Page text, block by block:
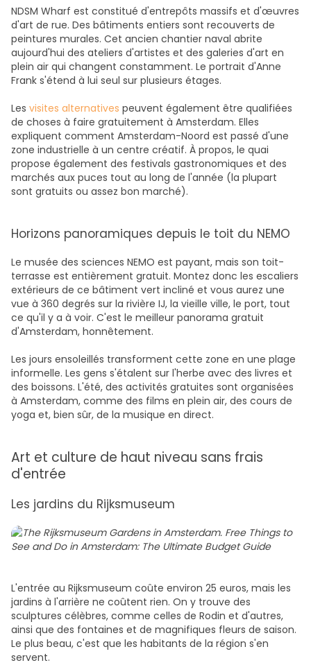
NDSM Wharf est constitué d'entrepôts massifs et d'œuvres
d'art de rue. Des bâtiments entiers sont recouverts de
peintures murales. Cet ancien chantier naval abrite
aujourd'hui des ateliers d'artistes et des galeries d'art en
plein air qui changent constamment. Le portrait d'Anne
Frank s'étend à lui seul sur plusieurs étages.
Les visites alternatives peuvent également être qualifiées
de choses à faire gratuitement à Amsterdam. Elles
expliquent comment Amsterdam-Noord est passé d'une
zone industrielle à un centre créatif. À propos, le quai
propose également des festivals gastronomiques et des
marchés aux puces tout au long de l'année (la plupart
sont gratuits ou assez bon marché).
Horizons panoramiques depuis le toit du NEMO
Le musée des sciences NEMO est payant, mais son toit-
terrasse est entièrement gratuit. Montez donc les escaliers
extérieurs de ce bâtiment vert incliné et vous aurez une
vue à 360 degrés sur la rivière IJ, la vieille ville, le port, tout
ce qu'il y a à voir. C'est le meilleur panorama gratuit
d'Amsterdam, honnêtement.
Les jours ensoleillés transforment cette zone en une plage
informelle. Les gens s'étalent sur l'herbe avec des livres et
des boissons. L'été, des activités gratuites sont organisées
à Amsterdam, comme des films en plein air, des cours de
yoga et, bien sûr, de la musique en direct.
Art et culture de haut niveau sans frais
d'entrée
Les jardins du Rijksmuseum
L'entrée au Rijksmuseum coûte environ 25 euros, mais les
jardins à l'arrière ne coûtent rien. On y trouve des
sculptures célèbres, comme celles de Rodin et d'autres,
ainsi que des fontaines et de magnifiques fleurs de saison.
Le plus beau, c'est que les habitants de la région s'en
servent.